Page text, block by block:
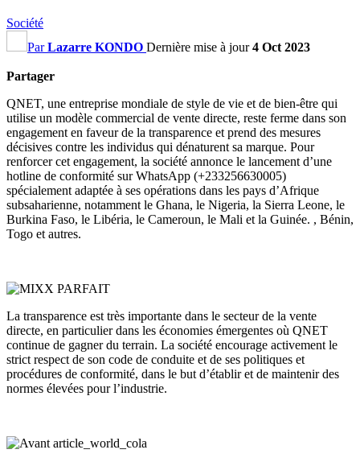
Société
ParLazarre KONDO Dernière mise à jour4 Oct 2023
Partager
QNET, une entreprise mondiale de style de vie et de bien-être qui
utilise un modèle commercial de vente directe, reste ferme dans son
engagement en faveur de la transparence et prend des mesures
décisives contre les individus qui dénaturent sa marque. Pour
renforcer cet engagement, la société annonce le lancement d’une
hotline de conformité sur WhatsApp (+233256630005)
spécialement adaptée à ses opérations dans les pays d’Afrique
subsaharienne, notamment le Ghana, le Nigeria, la Sierra Leone, le
Burkina Faso, le Libéria, le Cameroun, le Mali et la Guinée. , Bénin,
Togo et autres.
La transparence est très importante dans le secteur de la vente
directe, en particulier dans les économies émergentes où QNET
continue de gagner du terrain. La société encourage activement le
strict respect de son code de conduite et de ses politiques et
procédures de conformité, dans le but d’établir et de maintenir des
normes élevées pour l’industrie.